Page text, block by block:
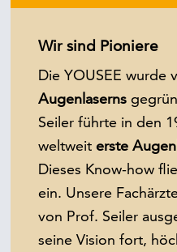
Wir sind Pioniere
Die YOUSEE wurde
Augenlaserns
Seiler führte in den
weltweiterste
Dieses Know-how
ein. Unsere
von Prof. Seiler
seine Vision fort,